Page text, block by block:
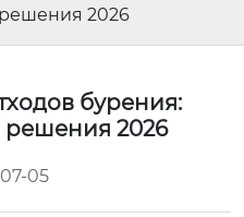
2026
бурения:
решения 2026
05